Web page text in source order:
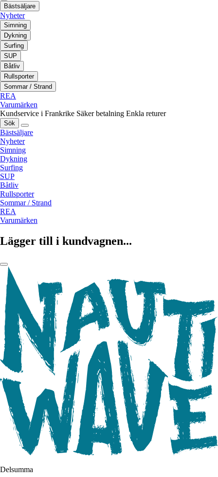
Bästsäljare
Nyheter
Simning
Dykning
Surfing
SUP
Båtliv
Rullsporter
Sommar / Strand
REA
Varumärken
Kundservice i Frankrike Säker betalning Enkla returer
Sök
Bästsäljare
Nyheter
Simning
Dykning
Surfing
SUP
Båtliv
Rullsporter
Sommar / Strand
REA
Varumärken
Lägger till i kundvagnen...
Delsumma